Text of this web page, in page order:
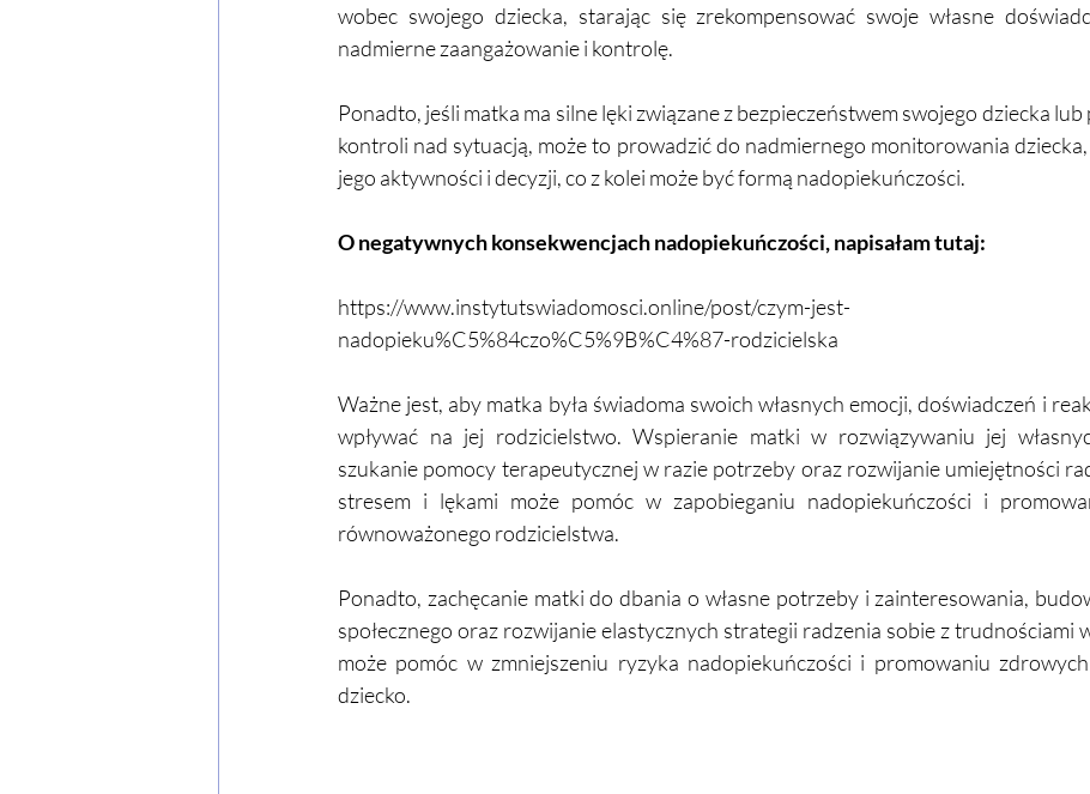
wobec swojego dziecka, starając się zrekompensować swoje własne
nadmierne zaangażowanie i kontrolę.
Ponadto, jeśli matka ma silne lęki związane z bezpieczeństwem swojego dziecka
kontroli nad sytuacją, może to prowadzić do nadmiernego monitorowania
jego aktywności i decyzji, co z kolei może być formą nadopiekuńczości.
O negatywnych konsekwencjach nadopiekuńczości, napisałam tutaj:
https://www.instytutswiadomosci.online/post/czym-jest-
nadopieku%C5%84czo%C5%9B%C4%87-rodzicielska
Ważne jest, aby matka była świadoma swoich własnych emocji, doświadczeń i
wpływać na jej rodzicielstwo. Wspieranie matki w rozwiązywaniu jej
szukanie pomocy terapeutycznej w razie potrzeby oraz rozwijanie umiejętności
stresem i lękami może pomóc w zapobieganiu nadopiekuńczości i
równoważonego rodzicielstwa.
Ponadto, zachęcanie matki do dbania o własne potrzeby i zainteresowania,
społecznego oraz rozwijanie elastycznych strategii radzenia sobie z trudnościami
może pomóc w zmniejszeniu ryzyka nadopiekuńczości i promowaniu
dziecko.